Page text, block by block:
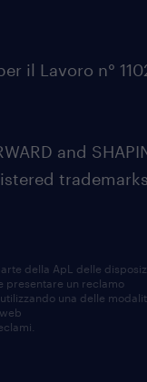
il Lavoro n°
and
della ApL delle
presentare un reclamo
una delle